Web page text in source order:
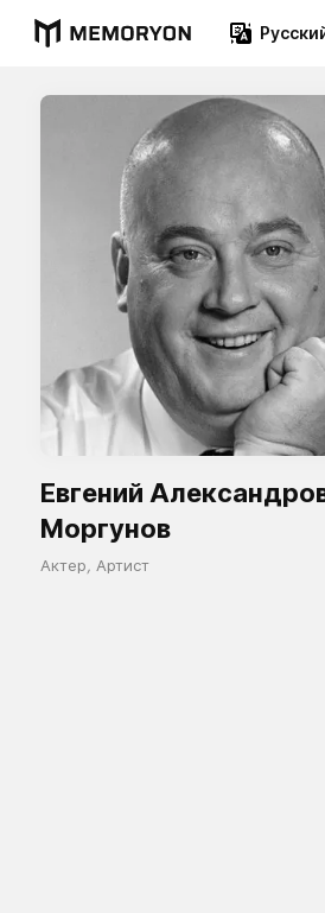
Евгений
Моргунов
Актер, Артист